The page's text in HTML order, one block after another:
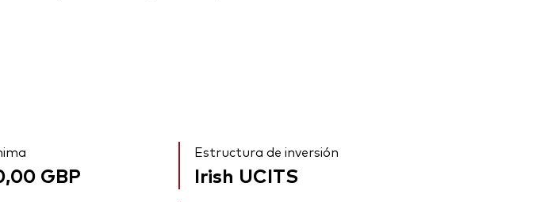
GBP
Estructura de inversión
Irish UCITS